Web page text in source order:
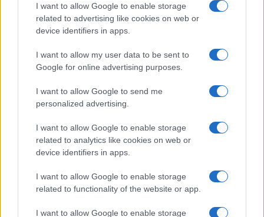
I want to allow Google to enable storage
related to advertising like cookies on web or
device identifiers in apps.
I want to allow my user data to be sent to
Google for online advertising purposes.
I want to allow Google to send me
personalized advertising.
I want to allow Google to enable storage
related to analytics like cookies on web or
device identifiers in apps.
I want to allow Google to enable storage
related to functionality of the website or app.
I want to allow Google to enable storage
Traffico intenso sulle strade italiane: previsioni e
strategie per l’esodo estivo
Alessandro Tassinari · 7 Ago 2026